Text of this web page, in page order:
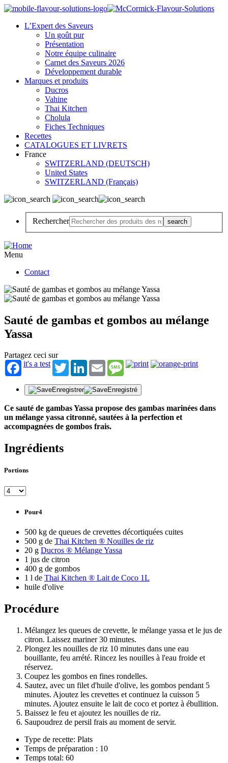
L’Expert des Saveurs
Un goût pur
Présentation
Notre équipe culinaire
Carnet des Saveurs 2026
Développement durable
Marques et produits
Ducros
Vahine
Thai Kitchen
Cholula
Fiches Techniques
Recettes
CATALOGUES ET LIVRETS
France
SWITZERLAND (DEUTSCH)
United States
SWITZERLAND (Français)
Rechercher
Menu
Contact
Sauté de gambas et gombos au mélange
Yassa
Partagez ceci sur
it's a test
TwitterLinkedInEmail Message
Enregistrer Enregistré
Ce sauté de gambas Yassa propose des gambas marinées dans
un mélange yassa citronné, sautées à la perfection et
accompagnées de gombos frais.
Ingrédients
Portions
Pour4
500 kg de queues de crevettes décortiquées cuites
500 g de Thai Kitchen ® Nouilles de riz
20 g Ducros ® Mélange Yassa
1 jus de citron
400 g de gombos
1 l de Thai Kitchen ® Lait de Coco 1L
huile d'olive
Procédure
Mélangez les queues de crevette, le mélange yassa et le jus de
citron. Laissez mariner 30 minutes.
Plongez les nouilles de riz 10 minutes dans une eau
bouillante, feu arrété. Rincez les nouilles à l'eau froide et
réservez.
Coupez les gombos en fines rondelles.
Sautez, avec un filet d'huile d'olive, les gombos pendant 5
minutes. Ajoutez les crevettes et continuez la cuisson 5
minutes. Ajoutez ensuite le lait de coco et portez à ébullition.
Baissez le feu et ajoutez les nouilles de riz.
Saupoudrez de persil frais au moment de servir.
Type de recette: Plats
Temps de préparation : 10
Temps total: 60